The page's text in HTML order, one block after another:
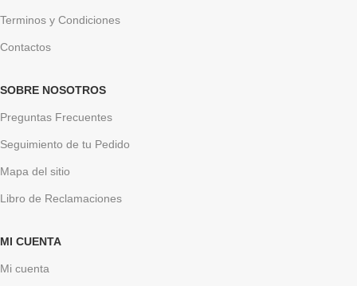
Terminos y Condiciones
Contactos
SOBRE NOSOTROS
Preguntas Frecuentes
Seguimiento de tu Pedido
Mapa del sitio
Libro de Reclamaciones
MI CUENTA
Mi cuenta